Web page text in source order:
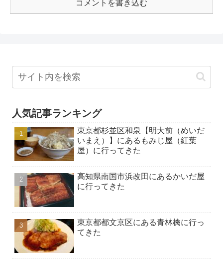
コメントを書き込む
人気記事ランキング
東京都杉並区和泉【明大前（めいだ
いまえ）】にあるもみじ屋（紅葉
屋）に行ってきた
高知県南国市浜改田にあるかいだ屋
に行ってきた
東京都都文京区にある青林檎に行っ
てきた